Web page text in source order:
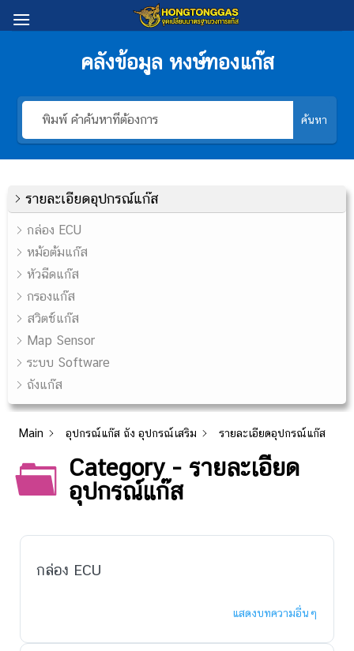
to
คลังข้อมูล หงษ์ทองแก๊ส
ค้นหา
รายละเอียดอุปกรณ์แก๊ส
กล่อง ECU
หม้อต้มแก๊ส
หัวฉีดแก๊ส
กรองแก๊ส
สวิตช์แก๊ส
Map Sensor
ระบบ Software
ถังแก๊ส
Main อุปกรณ์แก๊ส ถัง อุปกรณ์เสริม รายละเอียดอุปกรณ์แก๊ส
Category - รายละเอียด
อุปกรณ์แก๊ส
กล่อง ECU
แสดงบทความอื่นๆ